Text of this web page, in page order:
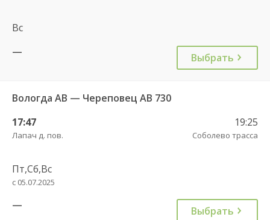
Вс
—
Выбрать
Вологда АВ — Череповец АВ 730
17:47
Лапач д. пов.
19:25
Соболево трасса
Пт,Сб,Вс
с 05.07.2025
— Выбрать